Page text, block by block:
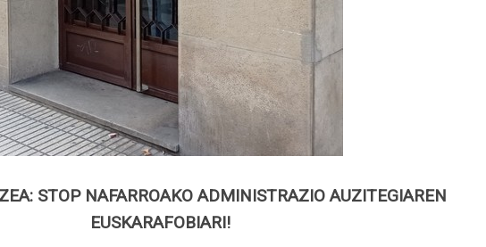
STOP NAFARROAKO ADMINISTRAZIO AUZITEGIAREN
EUSKARAFOBIARI!